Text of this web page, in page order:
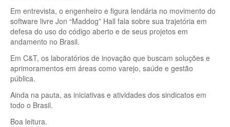
Em entrevista, o engenheiro e figura lendária no movimento do
software livre Jon “Maddog” Hall fala sobre sua trajetória em
defesa do uso do código aberto e de seus projetos em
andamento no Brasil.
Em C&T, os laboratórios de inovação que buscam soluções e
aprimoramentos em áreas como varejo, saúde e gestão
pública.
Ainda na pauta, as iniciativas e atividades dos sindicatos em
todo o Brasil.
Boa leitura.